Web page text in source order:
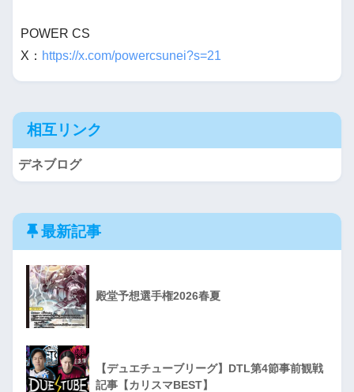
POWER CS
X： https://x.com/powercsunei?s=21
相互リンク
デネブログ
最新記事
殿堂予想選手権2026春夏
【デュエチューブリーグ】DTL第4節事前観戦
記事【カリスマBEST】